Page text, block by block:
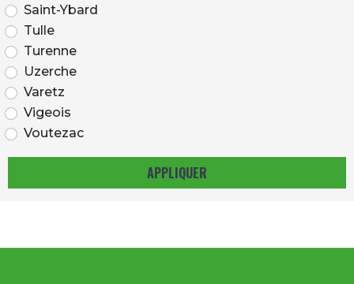
Saint-Ybard
Tulle
Turenne
Uzerche
Varetz
Vigeois
Voutezac
APPLIQUER